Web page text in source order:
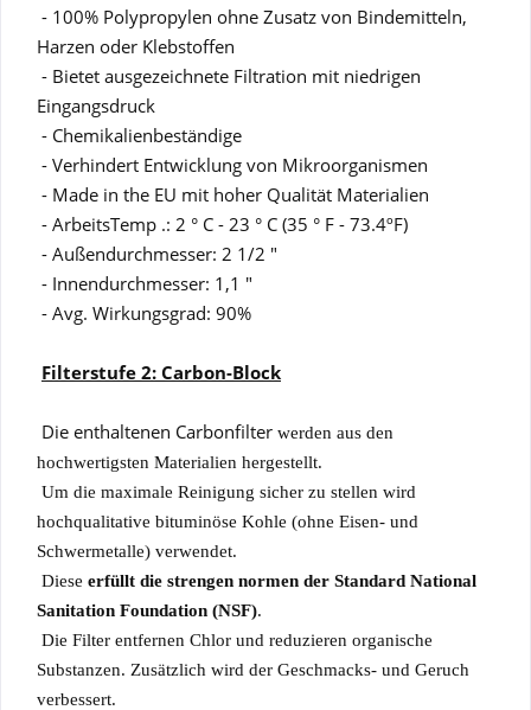
- 100% Polypropylen ohne Zusatz von Bindemitteln,
Harzen oder Klebstoffen
- Bietet ausgezeichnete Filtration mit niedrigen
Eingangsdruck
- Chemikalienbeständige
- Verhindert Entwicklung von Mikroorganismen
- Made in the EU mit hoher Qualität Materialien
- ArbeitsTemp .: 2 ° C - 23 ° C (35 ° F - 73.4ºF)
- Außendurchmesser: 2 1/2 "
- Innendurchmesser: 1,1 "
- Avg. Wirkungsgrad: 90%
Filterstufe 2: Carbon-Block
Die enthaltenen Carbonfilter werden aus den
hochwertigsten Materialien hergestellt.
Um die maximale Reinigung sicher zu stellen wird
hochqualitative bituminöse Kohle (ohne Eisen- und
Schwermetalle) verwendet.
Diese erfüllt die strengen normen der Standard National
Sanitation Foundation (NSF).
Die Filter entfernen Chlor und reduzieren organische
Substanzen. Zusätzlich wird der Geschmacks- und Geruch
verbessert.